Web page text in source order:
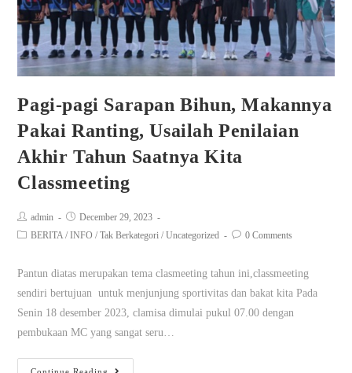
Pagi-pagi Sarapan Bihun, Makannya
Pakai Ranting, Usailah Penilaian
Akhir Tahun Saatnya Kita
Classmeeting
admin
December 29, 2023
BERITA / INFO / Tak Berkategori / Uncategorized 0 Comments
Pantun diatas merupakan tema clasmeeting tahun ini,classmeeting
sendiri bertujuan untuk menjunjung sportivitas dan bakat kita Pada
Senin 18 desember 2023, clamisa dimulai pukul 07.00 dengan
pembukaan MC yang sangat seru…